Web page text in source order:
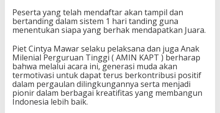
b
i
l
e
Peserta yang telah mendaftar akan tampil dan
bertanding dalam sistem 1 hari tanding guna
menentukan siapa yang berhak mendapatkan Juara.
Piet Cintya Mawar selaku pelaksana dan juga Anak
Milenial Perguruan Tinggi ( AMIN KAPT ) berharap
bahwa melalui acara ini, generasi muda akan
termotivasi untuk dapat terus berkontribusi positif
dalam pergaulan dilingkungannya serta menjadi
pionir dalam berbagai kreatifitas yang membangun
Indonesia lebih baik.